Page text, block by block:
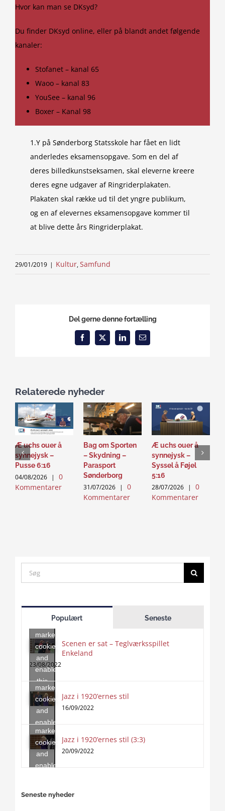
Hvor kan man se DKsyd?
Du finder DKsyd online, eller på blandt andet følgende
kanaler:
Stofanet – kanal 65
Waoo – kanal 83
YouSee – kanal 96
Boxer – Kanal 98
1.Y på Sønderborg Statsskole har fået en lidt
anderledes eksamensopgave. Som en del af
deres billedkunstseksamen, skal eleverne kreere
deres egne udgaver af Ringriderplakaten.
Plakaten skal række ud til det yngre publikum,
og en af elevernes eksamensopgave kommer til
at blive dette års Ringriderplakat.
29/01/2019 | Kultur,Samfund
Del gerne denne fortælling
Facebook
X LinkedInEmail
Relaterede nyheder
Æ uchs ouer å
synnejysk –
Pusse 6:16
04/08/2026 |
0
Kommentarer
Bag om Sporten
– Skydning –
Parasport
Sønderborg
31/07/2026 |
0
Kommentarer
Æ uchs ouer å
synnejysk –
Syssel å Føjel
5:16
28/07/2026 |
0
Kommentarer
Search
for:
Populært Seneste
accept
marketing
cookies
and
enable
this
content
Scenen er sat – Teglværksspillet
Enkeland
23/08/2022
Click
to
marketing
cookies
and
enable
this
content
Jazz i 1920’ernes stil
16/09/2022
Click
to
accept
marketing
cookies
and
enable
Jazz i 1920’ernes stil (3:3)
20/09/2022
Seneste nyheder